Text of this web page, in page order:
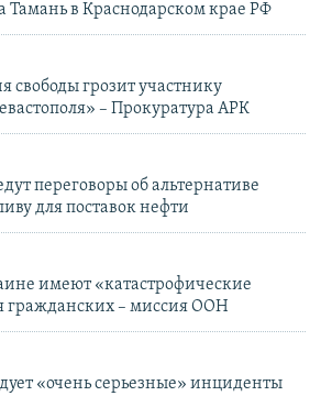
Тамань в Краснодарском крае РФ
свободы грозит участнику
– Прокуратура АРК
переговоры об альтернативе
для поставок нефти
имеют «катастрофические
гражданских – миссия ООН
«очень серьезные» инциденты